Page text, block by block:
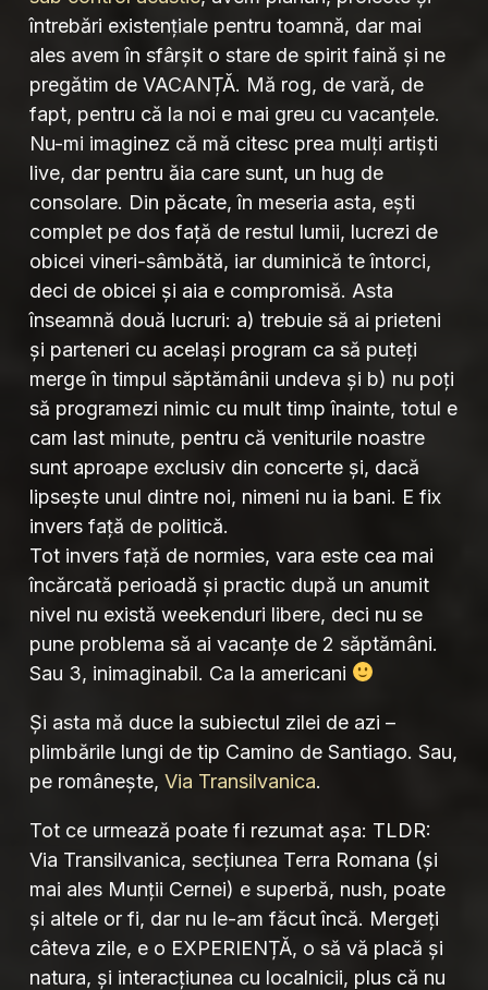
întrebări existențiale pentru toamnă, dar mai
ales avem în sfârșit o stare de spirit faină și ne
pregătim de VACANȚĂ. Mă rog, de vară, de
fapt, pentru că la noi e mai greu cu vacanțele.
Nu-mi imaginez că mă citesc prea mulți artiști
live, dar pentru ăia care sunt, un hug de
consolare. Din păcate, în meseria asta, ești
complet pe dos față de restul lumii, lucrezi de
obicei vineri-sâmbătă, iar duminică te întorci,
deci de obicei și aia e compromisă. Asta
înseamnă două lucruri: a) trebuie să ai prieteni
și parteneri cu același program ca să puteți
merge în timpul săptămânii undeva și b) nu poți
să programezi nimic cu mult timp înainte, totul e
cam last minute, pentru că veniturile noastre
sunt aproape exclusiv din concerte și, dacă
lipsește unul dintre noi, nimeni nu ia bani. E fix
invers față de politică.
Tot invers față de normies, vara este cea mai
încărcată perioadă și practic după un anumit
nivel nu există weekenduri libere, deci nu se
pune problema să ai vacanțe de 2 săptămâni.
Sau 3, inimaginabil. Ca la americani
Și asta mă duce la subiectul zilei de azi –
plimbările lungi de tip Camino de Santiago. Sau,
pe românește, Via Transilvanica.
Tot ce urmează poate fi rezumat așa: TLDR:
Via Transilvanica, secțiunea Terra Romana (și
mai ales Munții Cernei) e superbă, nush, poate
și altele or fi, dar nu le-am făcut încă. Mergeți
câteva zile, e o EXPERIENȚĂ, o să vă placă și
natura, și interacțiunea cu localnicii, plus că nu